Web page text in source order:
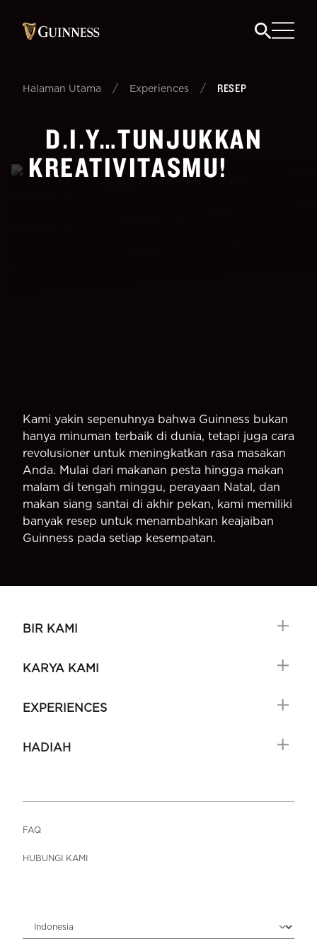
Halaman Utama / Experiences / RESEP
D.I.Y…TUNJUKKAN
KREATIVITASMU!
Kami yakin sepenuhnya bahwa Guinness bukan
hanya minuman terbaik di dunia, tetapi juga cara
revolusioner untuk meningkatkan rasa masakan
Anda. Mulai dari makanan pesta hingga makan
malam di tengah minggu, perayaan Natal, dan
makan siang santai di akhir pekan, kami memiliki
banyak resep untuk menambahkan keajaiban
Guinness pada setiap kesempatan.
BIR KAMI
KARYA KAMI
EXPERIENCES
HADIAH
FAQ
HUBUNGI KAMI
Choose locale